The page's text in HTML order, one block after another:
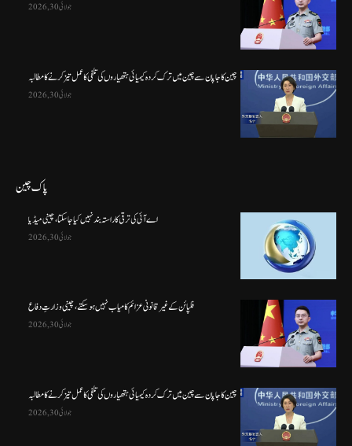
جولائی 30, 2026
چین کا جاپان سے چین میں ترک کردہ کیمیائی ہتھیاروں کی تلفی کا عمل تیز کرنے کا مطالبہ
جولائی 30, 2026
پاک چین
اے آئی کی ترقی کا راستہ بند نہیں کیا جا سکتا، چینی میڈیا
جولائی 30, 2026
فلپائن کے غیر قانونی عزائم کامیاب نہیں ہو سکتے ، چینی وزارتِ دفاع
جولائی 30, 2026
چین کا جاپان سے چین میں ترک کردہ کیمیائی ہتھیاروں کی تلفی کا عمل تیز کرنے کا مطالبہ
جولائی 30, 2026